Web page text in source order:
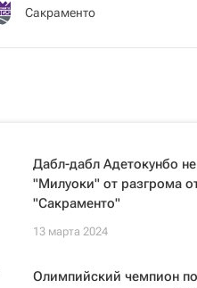
Сакраменто
Дабл-дабл Адетокунбо
"Милуоки" от разгрома
"Сакраменто"
13 марта 2024
Олимпийский чемпион